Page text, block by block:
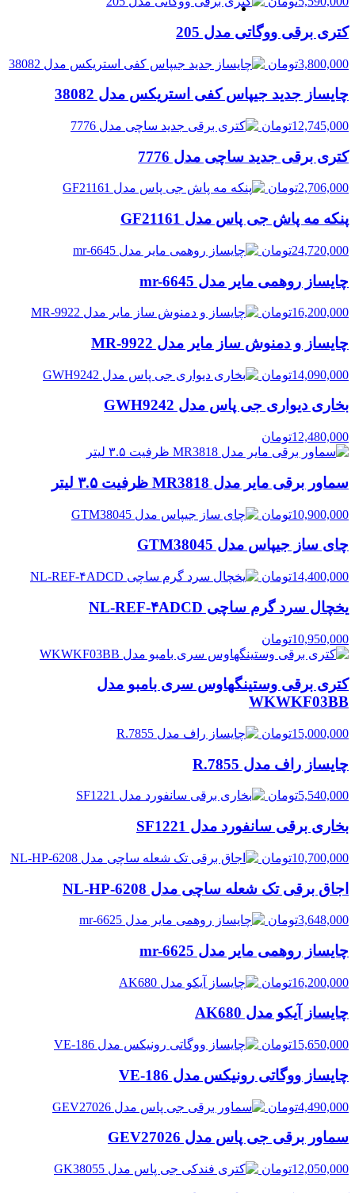
کتری برقی ووگاتی مدل 205
3,800,000تومان
چایساز جدید جیپاس کفی استریکس مدل 38082
12,745,000تومان
کتری برقی جدید ساچی مدل 7776
2,706,000تومان
پنکه مه پاش جی پاس مدل GF21161
24,720,000تومان
چایساز روهمی مایر مدل mr-6645
16,200,000تومان
چایساز و دمنوش ساز مایر مدل MR-9922
14,090,000تومان
بخاری دیواری جی پاس مدل GWH9242
12,480,000تومان
سماور برقی مایر مدل MR3818 ظرفیت ۳.۵ لیتر
10,900,000تومان
چای ساز جیپاس مدل GTM38045
14,400,000تومان
یخچال سرد گرم ساچی NL-REF-۴ADCD
10,950,000تومان
کتری برقی وستینگهاوس سری بامبو مدل
WKWKF03BB
15,000,000تومان
چایساز راف مدل R.7855
5,540,000تومان
بخاری برقی سانفورد مدل SF1221
10,700,000تومان
اجاق برقی تک شعله ساچی مدل NL-HP-6208
3,648,000تومان
چایساز روهمی مایر مدل mr-6625
16,200,000تومان
چایساز آیکو مدل AK680
15,650,000تومان
چایساز ووگاتی رونیکس مدل VE-186
4,490,000تومان
سماور برقی جی پاس مدل GEV27026
12,050,000تومان